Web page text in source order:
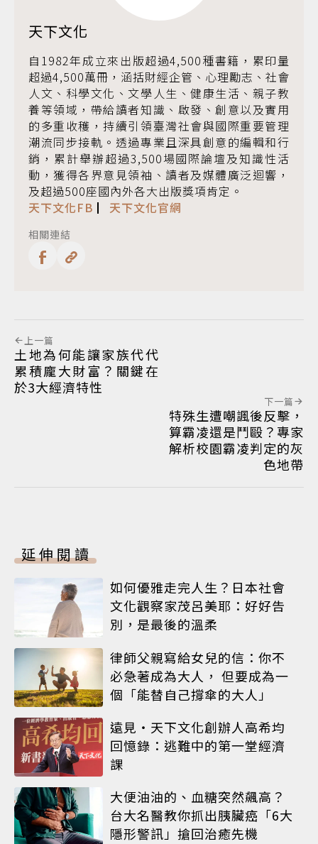
天下文化
自1982年成立來出版超過4,500種書籍，累印量
超過4,500萬冊，涵括財經企管、心理勵志、社會
人文、科學文化、文學人生、健康生活、親子教
養等領域，帶給讀者知識、啟發、創意以及實用
的多重收穫，持續引領臺灣社會與國際重要管理
潮流同步接軌。透過專業且深具創意的編輯和行
銷，累計舉辦超過3,500場國際論壇及知識性活
動，獲得各界意見領袖、讀者及媒體廣泛迴響，
及超過500座國內外各大出版獎項肯定。
天下文化FB ▏ 天下文化官網
相關連結
上一篇
土地為何能讓家族代代
累積龐大財富？關鍵在
於3大經濟特性
下一篇
特殊生遭嘲諷後反擊，
算霸凌還是鬥毆？專家
解析校園霸凌判定的灰
色地帶
延伸閱讀
如何優雅走完人生？日本社會
文化觀察家茂呂美耶：好好告
別，是最後的溫柔
律師父親寫給女兒的信：你不
必急著成為大人， 但要成為一
個「能替自己撐傘的大人」
遠見‧天下文化創辦人高希均
回憶錄：逃難中的第一堂經濟
課
大便油油的、血糖突然飆高？
台大名醫教你抓出胰臟癌「6大
隱形警訊」搶回治癒先機